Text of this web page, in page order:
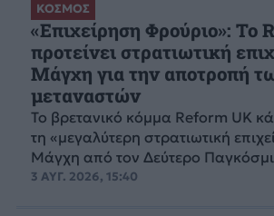
ΚΟΣΜΟΣ
«Επιχείρηση Φρούριο»: Το
προτείνει στρατιωτική
Μάγχη για την αποτροπή
μεταναστών
Το βρετανικό κόμμα Reform UK
τη «μεγαλύτερη στρατιωτική
Μάγχη από τον Δεύτερο
3 ΑΥΓ. 2026, 15:40